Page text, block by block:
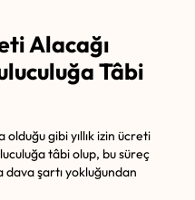
Alacağı
Tâbi
gibi yıllık izin ücreti
tâbi olup, bu süreç
dava şartı yokluğundan